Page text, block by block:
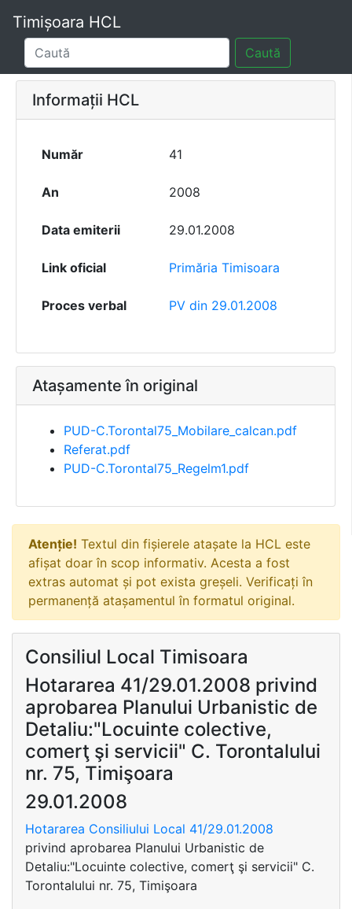
Timișoara HCL
Caută
Informații HCL
Număr 41
An 2008
Data emiterii 29.01.2008
Link oficial Primăria Timisoara
Proces verbal PV din 29.01.2008
Atașamente în original
PUD-C.Torontal75_Mobilare_calcan.pdf
Referat.pdf
PUD-C.Torontal75_Regelm1.pdf
Atenție! Textul din fișierele atașate la HCL este
afișat doar în scop informativ. Acesta a fost
extras automat și pot exista greșeli. Verificați în
permanență atașamentul în formatul original.
Consiliul Local Timisoara
Hotararea 41/29.01.2008 privind
aprobarea Planului Urbanistic de
Detaliu:"Locuinte colective,
comerţ şi servicii" C. Torontalului
nr. 75, Timişoara
29.01.2008
Hotararea Consiliului Local 41/29.01.2008
privind aprobarea Planului Urbanistic de
Detaliu:"Locuinte colective, comerţ şi servicii" C.
Torontalului nr. 75, Timişoara